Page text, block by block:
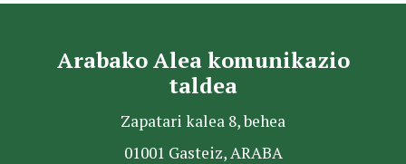
Arabako Alea komunikazio
taldea
Zapatari kalea 8, behea
01001 Gasteiz, ARABA